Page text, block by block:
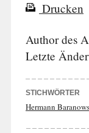
Drucken
Author des
Letzte
STICHWÖRTER
Hermann